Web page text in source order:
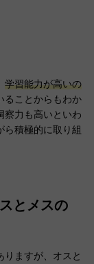
学習能力が高いの
ることからもわか
察力も高いといわ
ら積極的に取り組
とメスの
りますが、オスと